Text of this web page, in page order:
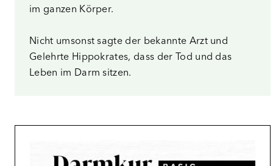
im ganzen Körper.
Nicht umsonst sagte der bekannte Arzt und
Gelehrte Hippokrates, dass der Tod und das
Leben im Darm sitzen.